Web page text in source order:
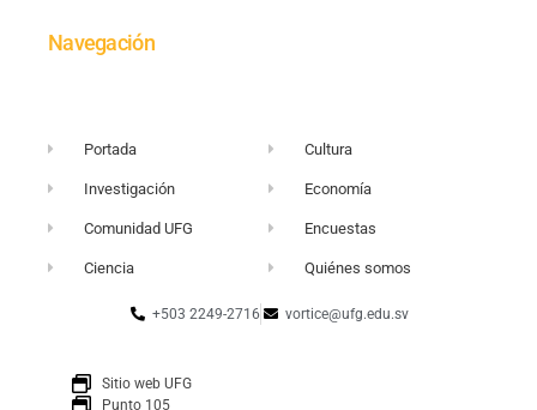
Navegación
Portada
Investigación
Comunidad UFG
Ciencia
Cultura
Economía
Encuestas
Quiénes somos
+503 2249-2716 vortice@ufg.edu.sv
Sitio web UFG
Punto 105